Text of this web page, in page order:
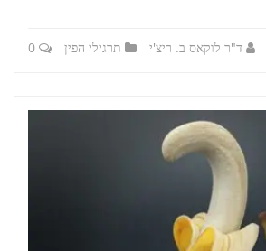
ד"ר לוקאס ב. ריצ'י תרגילי הפין